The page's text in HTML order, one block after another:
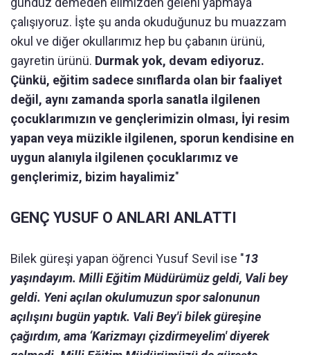
çalışıyoruz. İşte şu anda okuduğunuz bu muazzam
okul ve diğer okullarımız hep bu çabanın ürünü,
gayretin ürünü. Durmak yok, devam ediyoruz.
Çünkü, eğitim sadece sınıflarda olan bir faaliyet
değil, aynı zamanda sporla sanatla ilgilenen
çocuklarımızın ve gençlerimizin olması, İyi resim
yapan veya müzikle ilgilenen, sporun kendisine en
uygun alanıyla ilgilenen çocuklarımız ve
gençlerimiz, bizim hayalimiz"
GENÇ YUSUF O ANLARI ANLATTI
Bilek güreşi yapan öğrenci Yusuf Sevil ise "13
yaşındayım. Milli Eğitim Müdürümüz geldi, Vali bey
geldi. Yeni açılan okulumuzun spor salonunun
açılışını bugün yaptık. Vali Bey'i bilek güreşine
çağırdım, ama ‘Karizmayı çizdirmeyelim' diyerek